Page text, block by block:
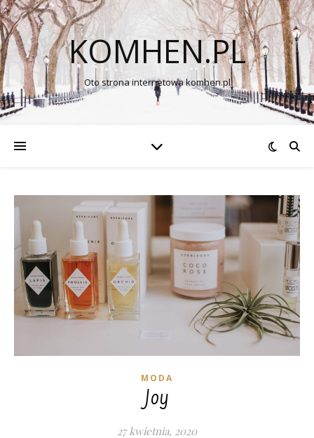
KOMHEN.PL
Oto strona internetowa komhen.pl
MODA
Joy
27 kwietnia, 2020